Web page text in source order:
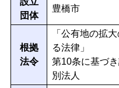
団体
豊橋市
根拠
法令
「公有地の拡
る法律」
第10条に基づ
別法人